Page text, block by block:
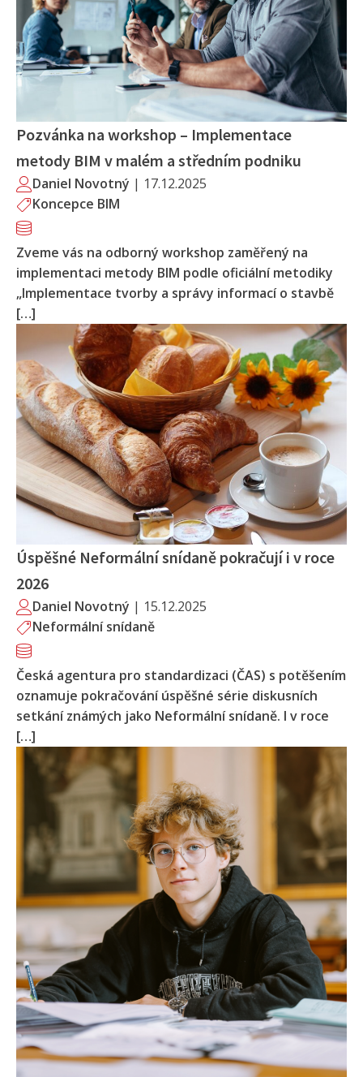
Pozvánka na workshop – Implementace
metody BIM v malém a středním podniku
Daniel Novotný | 17.12.2025
Koncepce BIM
Zveme vás na odborný workshop zaměřený na
implementaci metody BIM podle oficiální metodiky
„Implementace tvorby a správy informací o stavbě
[…]
Úspěšné Neformální snídaně pokračují i v roce
2026
Daniel Novotný | 15.12.2025
Neformální snídaně
Česká agentura pro standardizaci (ČAS) s potěšením
oznamuje pokračování úspěšné série diskusních
setkání známých jako Neformální snídaně. I v roce
[…]